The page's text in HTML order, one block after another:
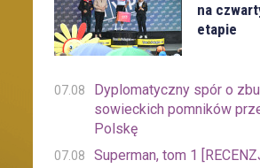
na
etapie
07.08
Dyplomatyczny spór o
sowieckich pomników
Polskę
07.08 Superman, tom 1